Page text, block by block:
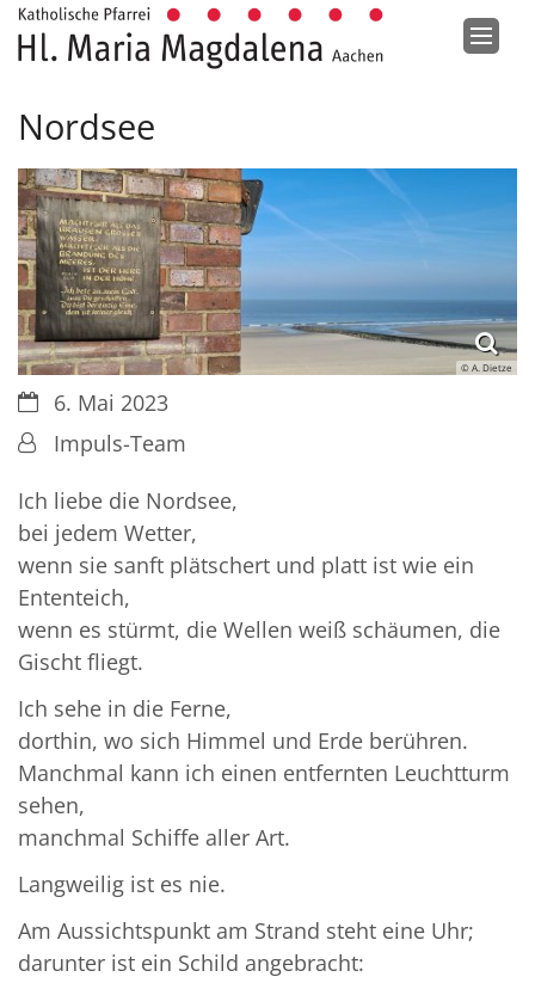
Zum Inhalt springen
Nordsee
© A. Dietze
Datum:6. Mai 2023
Von:Impuls-Team
Ich liebe die Nordsee,
bei jedem Wetter,
wenn sie sanft plätschert und platt ist wie ein
Ententeich,
wenn es stürmt, die Wellen weiß schäumen, die
Gischt fliegt.
Ich sehe in die Ferne,
dorthin, wo sich Himmel und Erde berühren.
Manchmal kann ich einen entfernten Leuchtturm
sehen,
manchmal Schiffe aller Art.
Langweilig ist es nie.
Am Aussichtspunkt am Strand steht eine Uhr;
darunter ist ein Schild angebracht: